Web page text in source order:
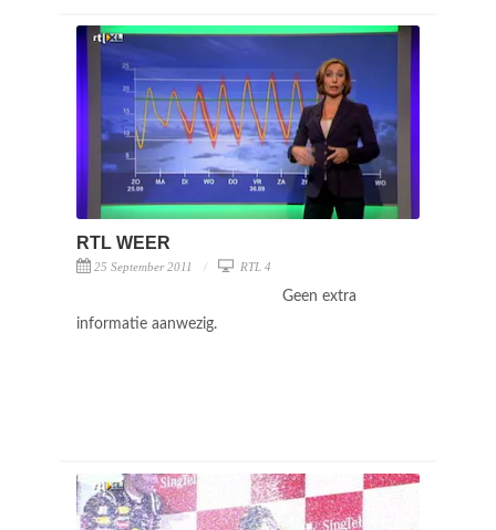
RTL WEER
25 September 2011 RTL 4
Geen extra
informatie aanwezig.